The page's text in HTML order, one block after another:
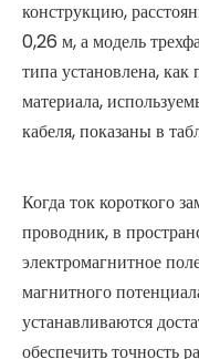
конструкцию,
0,26 м, а модель
типа установлена,
материала,
кабеля, показаны в
Когда ток короткого
проводник, в
электромагнитное
магнитного
устанавливаются
обеспечить точность